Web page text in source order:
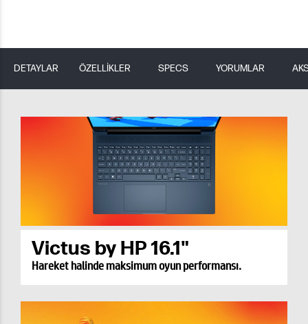
DETAYLAR ÖZELLİKLER SPECS YORUMLAR
Victus by HP 16.1"
Hareket halinde maksimum oyun performansı.